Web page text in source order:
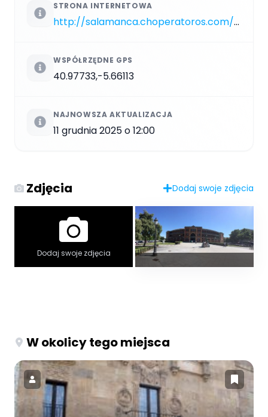
STRONA INTERNETOWA
http://salamanca.choperatoros.com/plaza/salamanca
WSPÓŁRZĘDNE GPS
40.97733,-5.66113
NAJNOWSZA AKTUALIZACJA
11 grudnia 2025 o 12:00
Zdjęcia Dodaj swoje zdjęcia
Dodaj swoje zdjęcia
W okolicy tego miejsca